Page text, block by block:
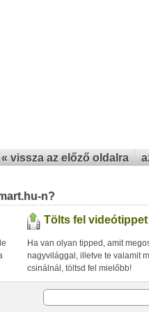
« vissza az előző oldalra
n?
Tölts fel videótippet
Ha van olyan tipped, amit
nagyvilággal, illetve te valamit
csinálnál, töltsd fel mielőbb!